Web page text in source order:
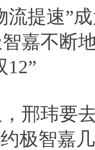
提速”成
嘉不断
12”
玮要去
极智嘉